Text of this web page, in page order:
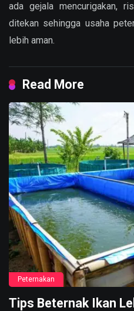
ada gejala mencurigakan,
ditekan sehingga usaha
lebih aman.
Read More
Peternakan
Tips Beternak Ikan